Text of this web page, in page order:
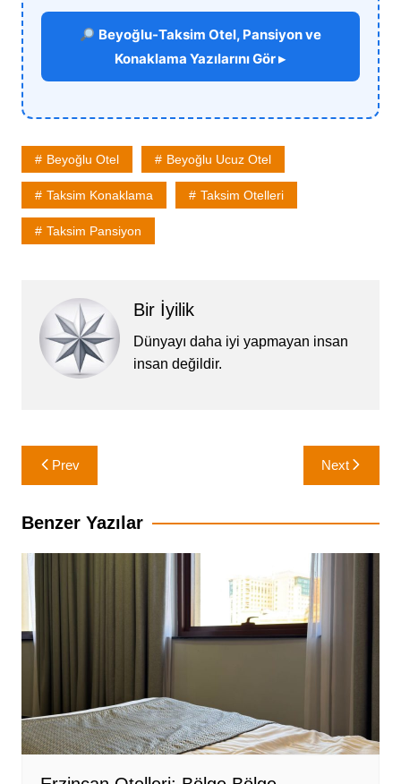
Beyoğlu-Taksim Otel, Pansiyon ve
Konaklama Yazılarını Gör ▸
Beyoğlu Otel Beyoğlu Ucuz Otel
Taksim Konaklama Taksim Otelleri
Taksim Pansiyon
Bir İyilik
Dünyayı daha iyi yapmayan insan
insan değildir.
Yazı
gezinmesi
Prev Next
Benzer Yazılar